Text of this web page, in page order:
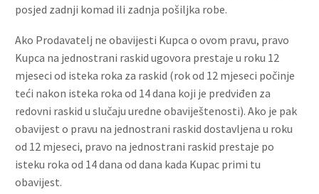
posjed zadnji komad ili zadnja pošiljka robe.
Ako Prodavatelj ne obavijesti Kupca o ovom pravu, pravo
Kupca na jednostrani raskid ugovora prestaje u roku 12
mjeseci od isteka roka za raskid (rok od 12 mjeseci počinje
teći nakon isteka roka od 14 dana koji je predviđen za
redovni raskid u slučaju uredne obaviještenosti). Ako je pak
obavijest o pravu na jednostrani raskid dostavljena u roku
od 12 mjeseci, pravo na jednostrani raskid prestaje po
isteku roka od 14 dana od dana kada Kupac primi tu
obavijest.